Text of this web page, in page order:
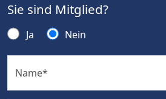
Sie sind Mitglied?
Ja Nein
Name*